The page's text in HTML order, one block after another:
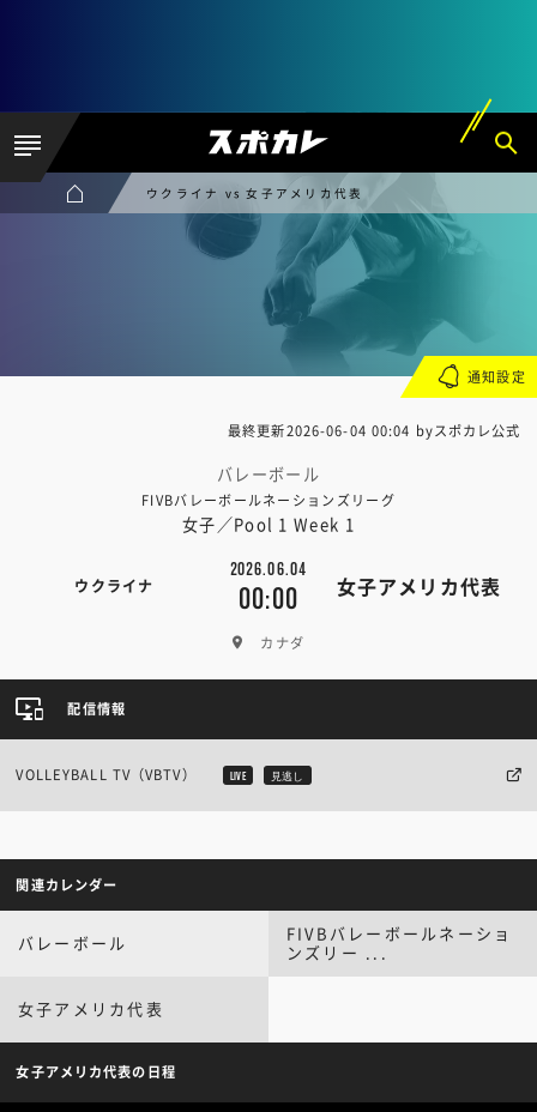
ウクライナ vs 女子アメリカ代表
最終更新2026-06-04 00:04 byスポカレ公式
バレーボール
FIVBバレーボールネーションズリーグ
女子／Pool 1 Week 1
ウクライナ
2026.06.04
00:00 女子アメリカ代表
カナダ
通知設定
配信情報
VOLLEYBALL TV（VBTV） LIVE 見逃し
関連カレンダー
バレーボール
FIVBバレーボールネーショ
ンズリー ...
女子アメリカ代表
女子アメリカ代表の日程